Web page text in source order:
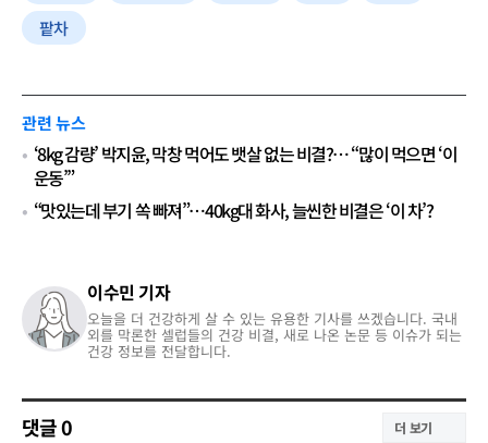
팥차
관련 뉴스
‘8kg 감량’ 박지윤, 막창 먹어도 뱃살 없는 비결?… “많이 먹으면 ‘이
운동’”
“맛있는데 부기 쏙 빠져”…40kg대 화사, 늘씬한 비결은 ‘이 차’?
이수민 기자
오늘을 더 건강하게 살 수 있는 유용한 기사를 쓰겠습니다. 국내
외를 막론한 셀럽들의 건강 비결, 새로 나온 논문 등 이슈가 되는
건강 정보를 전달합니다.
댓글0 더 보기